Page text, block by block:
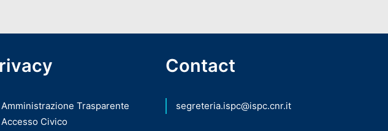
Amministrazione Trasparente
Accesso Civico
Contact
segreteria.ispc@ispc.cnr.it